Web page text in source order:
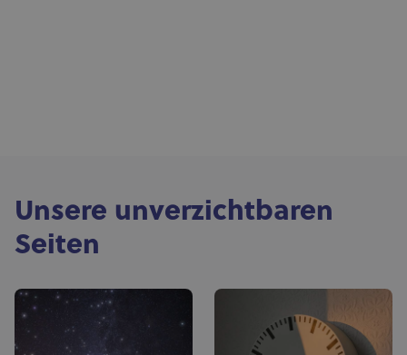
Unsere unverzichtbaren
Seiten